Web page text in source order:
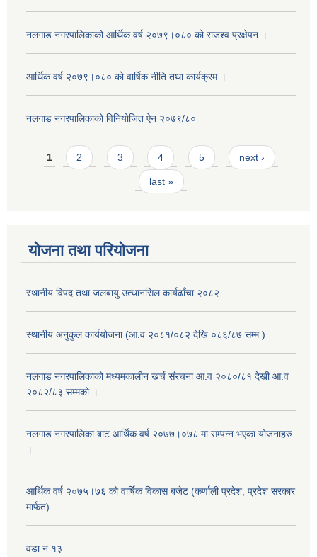
नलगाड नगरपालिकाको आर्थिक वर्ष २०७९।०८० को राजश्व प्रक्षेपन ।
आर्थिक वर्ष २०७९।०८० को वार्षिक नीति तथा कार्यक्रम ।
नलगाड नगरपालिकाको विनियोजित ऐन २०७९/८०
Pages
1 2 3 4 5 next ›
last »
योजना तथा परियोजना
स्थानीय विपद तथा जलबायु उत्थानसिल कार्यढाँचा २०८२
स्थानीय अनुकुल कार्ययोजना (आ.व २०८१/०८२ देखि ०८६/८७ सम्म )
नलगाड नगरपालिकाको मध्यमकालीन खर्च संरचना आ.व २०८०/८१ देखी आ.व
२०८२/८३ सम्मको ।
नलगाड नगरपालिका बाट आर्थिक वर्ष २०७७।०७८ मा सम्पन्न भएका योजनाहरु
।
आर्थिक वर्ष २०७५।७६ को वार्षिक विकास बजेट (कर्णाली प्रदेश, प्रदेश सरकार
मार्फत)
वडा न १३